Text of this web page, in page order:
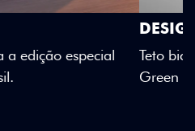
e detalhes em Citrus
visual única.